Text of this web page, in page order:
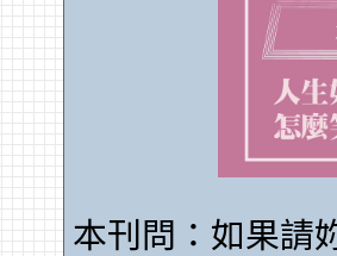
本刊問：如果請